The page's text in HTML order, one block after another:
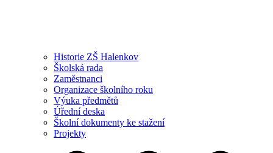
Historie ZŠ Halenkov
Školská rada
Zaměstnanci
Organizace školního roku
Výuka předmětů
Úřední deska
Školní dokumenty ke stažení
Projekty